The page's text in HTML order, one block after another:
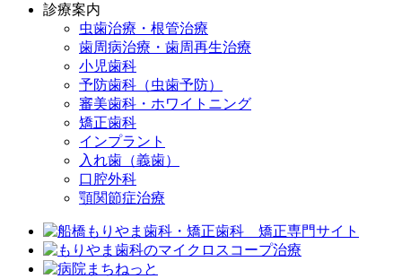
診療案内
虫歯治療・根管治療
歯周病治療・歯周再生治療
小児歯科
予防歯科（虫歯予防）
審美歯科・ホワイトニング
矯正歯科
インプラント
入れ歯（義歯）
口腔外科
顎関節症治療